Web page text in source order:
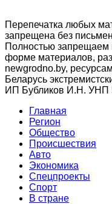
Перепечатка любых
запрещена без
Полностью запрещаем
форме материалов,
newgrodno.by,
Беларусь
ИП Бубликов И.Н. УНП
Главная
Регион
Общество
Происшествия
Авто
Экономика
Спецпроекты
Cпорт
В стране